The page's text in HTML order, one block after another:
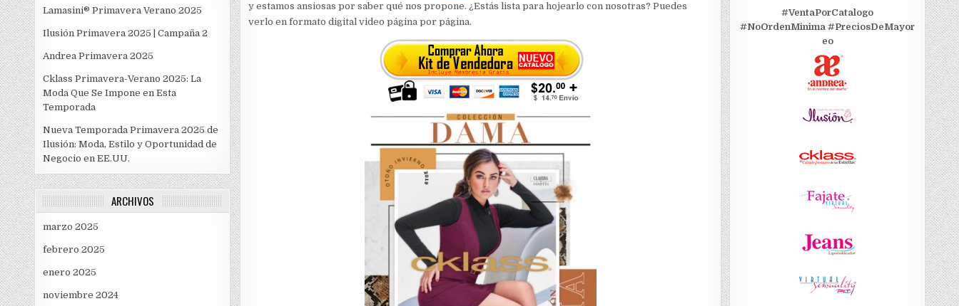
Lamasini® Primavera Verano 2025
Ilusión Primavera 2025 | Campaña 2
Andrea Primavera 2025
Cklass Primavera-Verano 2025: La
Moda Que Se Impone en Esta
Temporada
Nueva Temporada Primavera 2025 de
Ilusión: Moda, Estilo y Oportunidad de
Negocio en EE.UU.
ARCHIVOS
marzo 2025
febrero 2025
enero 2025
noviembre 2024
y estamos ansiosas por saber qué nos propone. ¿Estás lista para hojearlo con nosotras? Puedes
verlo en formato digital video página por página.
#VentaPorCatalogo
#NoOrdenMinima #PreciosDeMayor
eo